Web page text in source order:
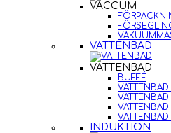
VACCUM
VATTENBAD
VATTENBAD
BUFFÉ
INDUKTION